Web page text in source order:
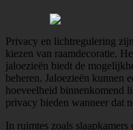
Privacy en lichtregulering
kiezen van raamdecoratie.
jaloezieën biedt de
beheren. Jaloezieën kunnen
hoeveelheid binnenkomend
privacy bieden wanneer dat
In ruimtes zoals